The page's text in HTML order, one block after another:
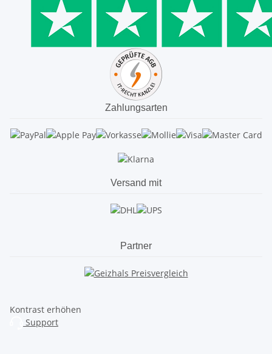
Zahlungsarten
Versand mit
Partner
Kontrast erhöhen
Support